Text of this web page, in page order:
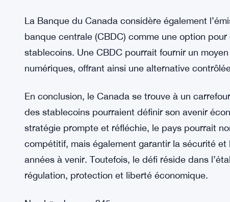
Il est donc crucial que les décideurs canadiens
proposé la formation d’un groupe de travail
représentants du secteur technologique, ainsi
économiques canadiennes.
La Banque du Canada considère également
banque centrale (CBDC) comme une option
stablecoins. Une CBDC pourrait fournir un
numériques, offrant ainsi une alternative